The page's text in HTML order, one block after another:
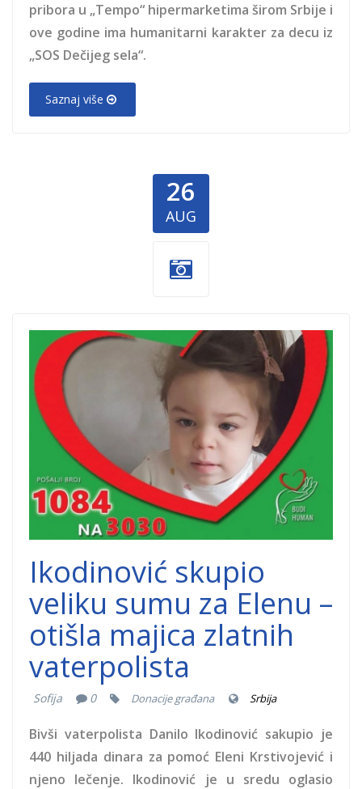
pribora u „Tempo“ hipermarketima širom Srbije i
ove godine ima humanitarni karakter za decu iz
„SOS Dečijeg sela“.
Saznaj više
26
AUG
Elena-1.jpg
Ikodinović skupio
veliku sumu za Elenu –
otišla majica zlatnih
vaterpolista
Sofija 0 Donacije građana Srbija
Bivši vaterpolista Danilo Ikodinović sakupio je
440 hiljada dinara za pomoć Eleni Krstivojević i
njeno lečenje. Ikodinović je u sredu oglasio